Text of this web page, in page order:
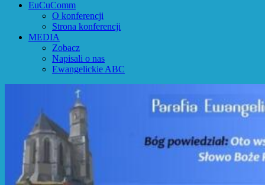
EuCuComm
O konferencji
Strona konferencji
MEDIA
Zobacz
Napisali o nas
Ewangelickie ABC